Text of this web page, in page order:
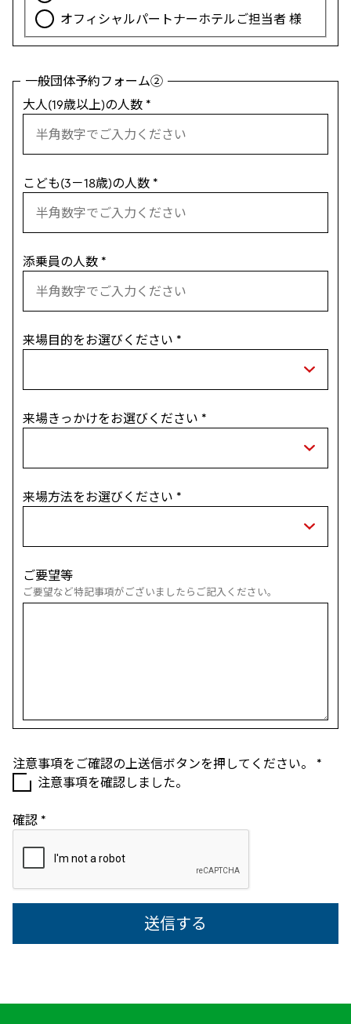
オフィシャルパートナーホテルご担当者 様
一般団体予約フォーム②
大人(19歳以上)の人数 *
こども(3－18歳)の人数 *
添乗員の人数 *
来場目的をお選びください *
来場きっかけをお選びください *
来場方法をお選びください *
ご要望等
ご要望など特記事項がございましたらご記入ください。
注意事項をご確認の上送信ボタンを押してください。 *
注意事項を確認しました。
確認 *